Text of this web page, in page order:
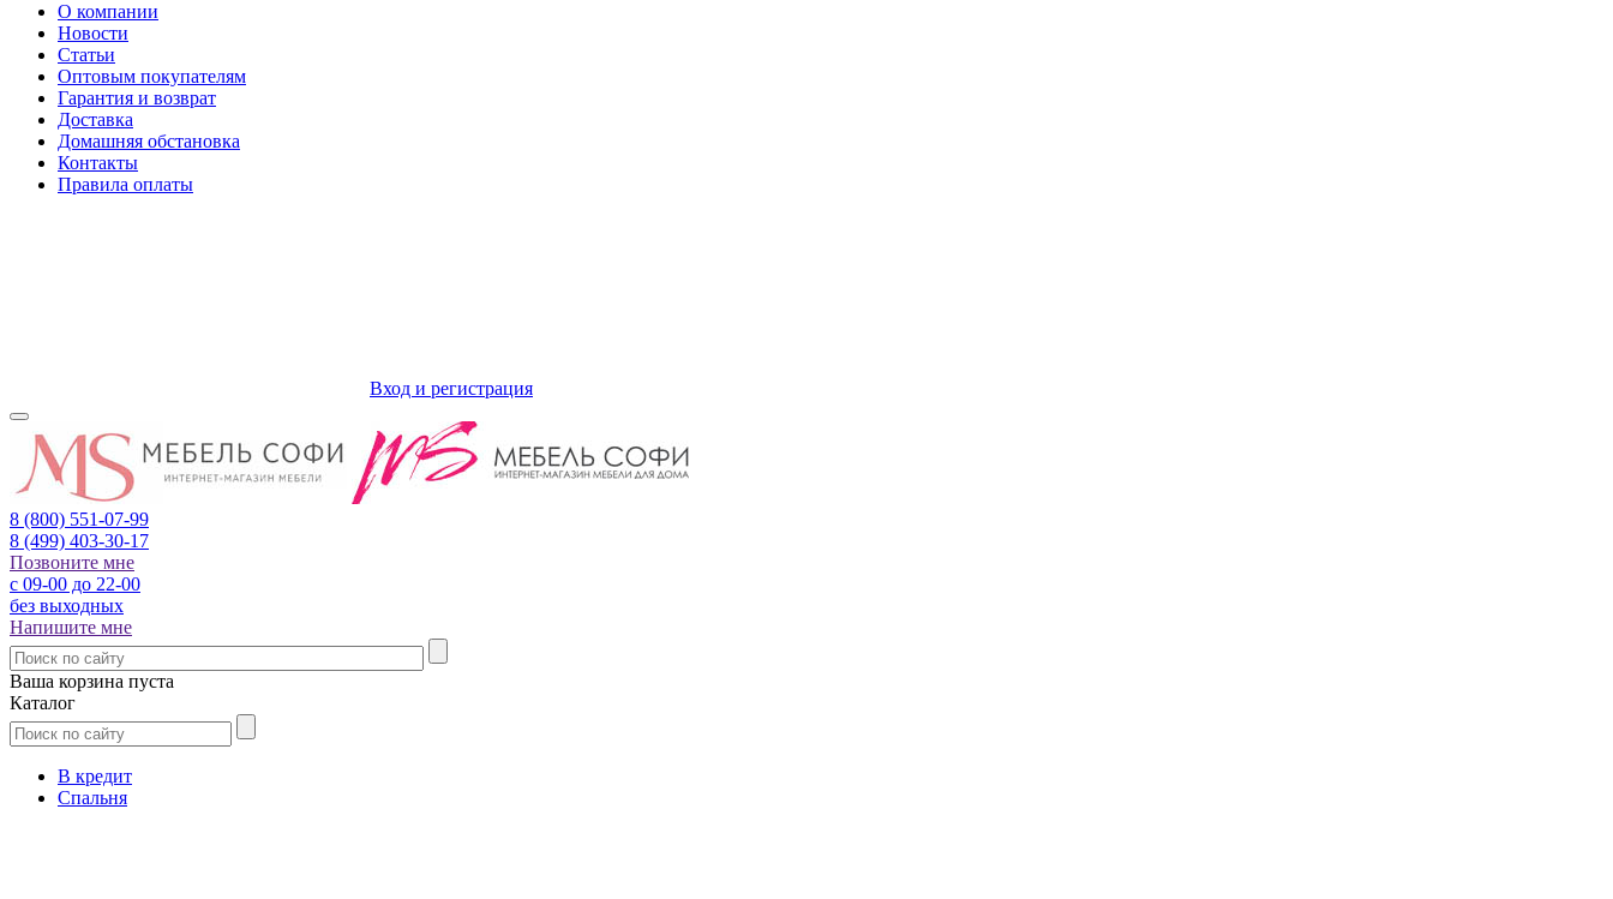
О компании
Новости
Статьи
Оптовым покупателям
Гарантия и возврат
Доставка
Домашняя обстановка
Контакты
Правила оплаты
Вход и регистрация
8 (800) 551-07-99
8 (499) 403-30-17
Позвоните мне
с 09-00 до 22-00
без выходных
Напишите мне
Ваша корзина пуста
Каталог
В кредит
Спальня